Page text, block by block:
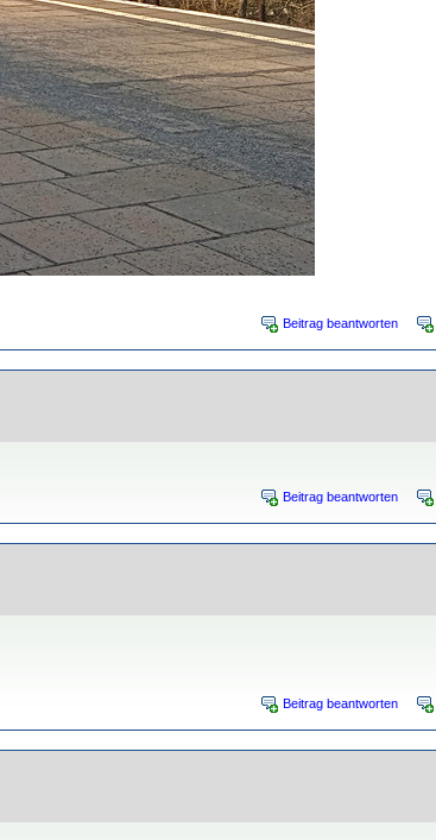
Beitrag beantworten
Beitrag beantworten
Beitrag beantworten